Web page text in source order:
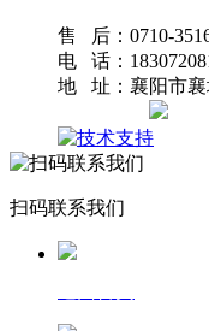
售 后：0710-
电 话：
地 址：襄阳市襄
扫码联系我们